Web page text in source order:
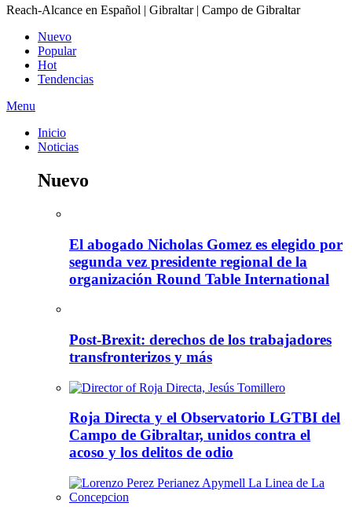
Reach-Alcance en Español | Gibraltar | Campo de Gibraltar
Nuevo
Popular
Hot
Tendencias
Menu
Inicio
Noticias
Nuevo
El abogado Nicholas Gomez es elegido por
segunda vez presidente regional de la
organización Round Table International
Post-Brexit: derechos de los trabajadores
transfronterizos y más
Roja Directa y el Observatorio LGTBI del
Campo de Gibraltar, unidos contra el
acoso y los delitos de odio